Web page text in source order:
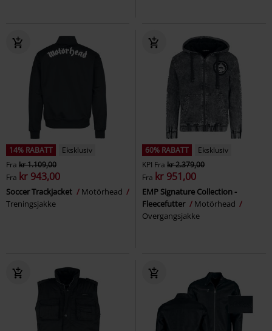
14% RABATT
Eksklusiv
Fra kr 1.109,00
Fra kr 943,00
Soccer Trackjacket
Motörhead
Treningsjakke
60% RABATT
Eksklusiv
KPI Fra kr 2.379,00
Fra kr 951,00
EMP Signature Collection -
Fleecefutter
Motörhead
Overgangsjakke